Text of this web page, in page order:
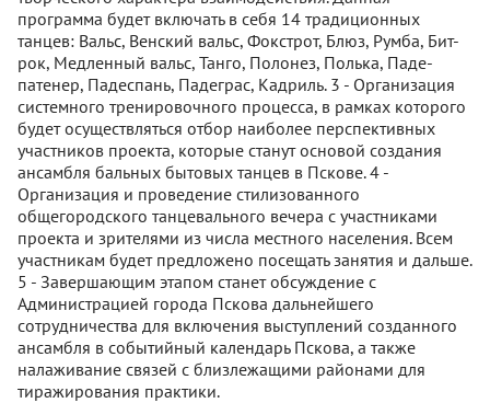
программа будет включать в себя 14 традиционных
танцев: Вальс, Венский вальс, Фокстрот, Блюз, Румба, Бит-
рок, Медленный вальс, Танго, Полонез, Полька, Паде-
патенер, Падеспань, Падеграс, Кадриль. 3 - Организация
системного тренировочного процесса, в рамках которого
будет осуществляться отбор наиболее перспективных
участников проекта, которые станут основой создания
ансамбля бальных бытовых танцев в Пскове. 4 -
Организация и проведение стилизованного
общегородского танцевального вечера с участниками
проекта и зрителями из числа местного населения. Всем
участникам будет предложено посещать занятия и дальше.
5 - Завершающим этапом станет обсуждение с
Администрацией города Пскова дальнейшего
сотрудничества для включения выступлений созданного
ансамбля в событийный календарь Пскова, а также
налаживание связей с близлежащими районами для
тиражирования практики.